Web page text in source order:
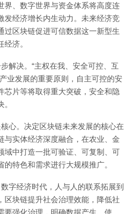
界、数字世界与资金体系将高度连
发经济增长内生动力。未来经济竞
过区块链促进可信数据这一新型生
济。
解决。“主权在我、安全可控、互
业发展的重要原则，自主可控的安
芯片等将取得重大突破，安全和隐
心。决定区块链未来发展的核心在
与实体经济深度融合，在农业、金
域中打造一批可验证、可复制、可
特色和需求进行大规模推广。
字经济时代，人与人的联系拓展到
区块链提升社会治理效能，降低社
要强化治理，明确数据产生、使